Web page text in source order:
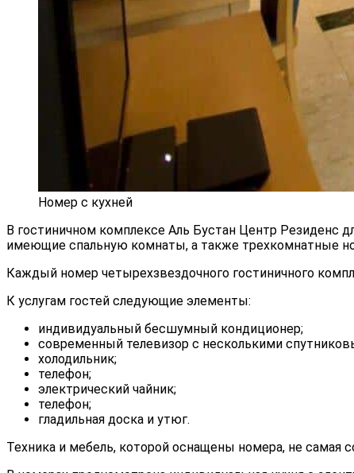
Номер с кухней
В гостиничном комплексе Аль Бустан Центр Резиденс
имеющие спальную комнаты, а также трехкомнатные
Каждый номер четырехзвездочного гостиничного
К услугам гостей следующие элементы:
индивидуальный бесшумный кондиционер;
современный телевизор с несколькими
холодильник;
телефон;
электрический чайник;
телефон;
гладильная доска и утюг.
Техника и мебель, которой оснащены номера, не самая